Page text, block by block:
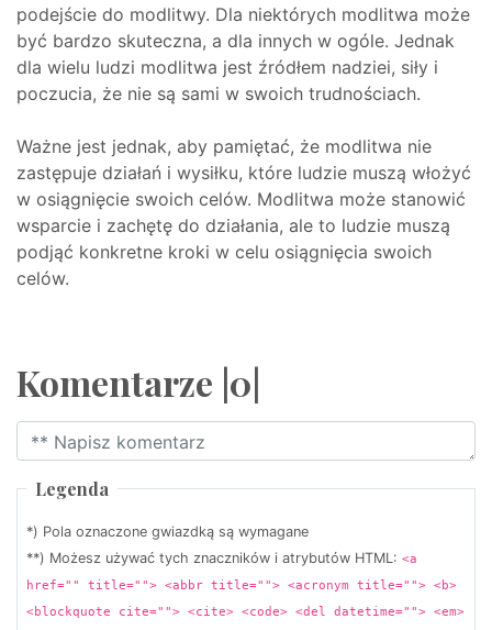
podejście do modlitwy. Dla niektórych modlitwa może
być bardzo skuteczna, a dla innych w ogóle. Jednak
dla wielu ludzi modlitwa jest źródłem nadziei, siły i
poczucia, że nie są sami w swoich trudnościach.
Ważne jest jednak, aby pamiętać, że modlitwa nie
zastępuje działań i wysiłku, które ludzie muszą włożyć
w osiągnięcie swoich celów. Modlitwa może stanowić
wsparcie i zachętę do działania, ale to ludzie muszą
podjąć konkretne kroki w celu osiągnięcia swoich
celów.
Komentarze |0|
Legenda
*) Pola oznaczone gwiazdką są wymagane
**) Możesz używać tych znaczników i atrybutów HTML: <a
href="" title=""> <abbr title=""> <acronym title=""> <b>
<blockquote cite=""> <cite> <code> <del datetime=""> <em>